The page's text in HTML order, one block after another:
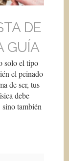
DE
GUÍA
solo el tipo
el peinado
de ser, tus
debe
también